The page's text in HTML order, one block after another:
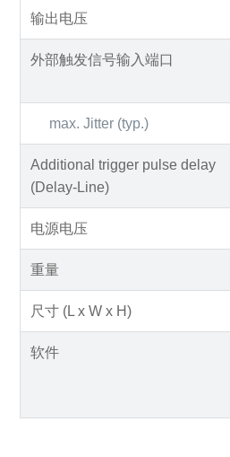
输出电压
外部触发信号输入端口
max. Jitter (typ.)
Additional trigger pulse delay
(Delay-Line)
电源电压
重量
尺寸 (L x W x H)
软件